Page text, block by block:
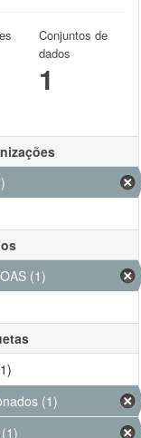
Conjuntos de
dados
1
(1)
(1)